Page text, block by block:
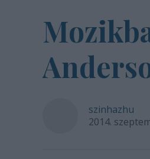
szinhazhu
2014.